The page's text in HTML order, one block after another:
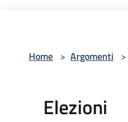
Home > Argomenti >
Elezioni